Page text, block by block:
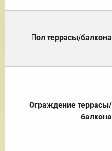
Пол террасы/балкона
Ограждение террасы/
балкона